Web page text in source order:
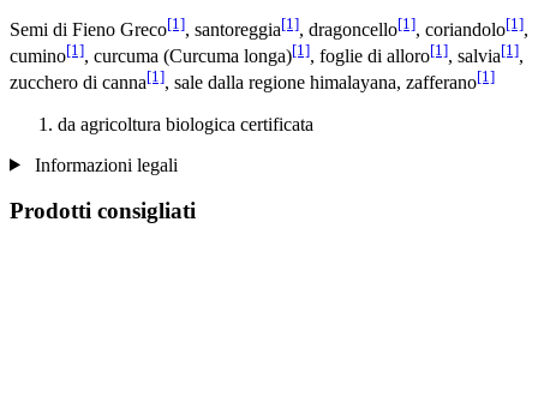
Semi di Fieno Greco[1], santoreggia[1], dragoncello[1], coriandolo[1],
cumino[1], curcuma (Curcuma longa)[1], foglie di alloro[1], salvia[1],
zucchero di canna[1], sale dalla regione himalayana, zafferano[1]
da agricoltura biologica certificata
Informazioni legali
Prodotti consigliati